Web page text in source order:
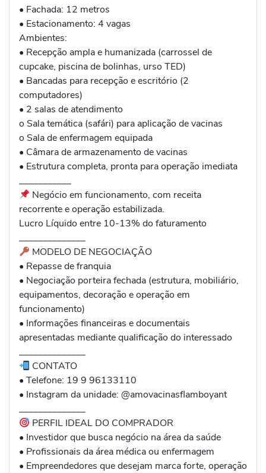
• Fachada: 12 metros
• Estacionamento: 4 vagas
Ambientes:
• Recepção ampla e humanizada (carrossel de
cupcake, piscina de bolinhas, urso TED)
• Bancadas para recepção e escritório (2
computadores)
• 2 salas de atendimento
o Sala temática (safári) para aplicação de vacinas
o Sala de enfermagem equipada
• Câmara de armazenamento de vacinas
• Estrutura completa, pronta para operação imediata
___________
Negócio em funcionamento, com receita
recorrente e operação estabilizada.
Lucro Líquido entre 10-13% do faturamento
______________
MODELO DE NEGOCIAÇÃO
• Repasse de franquia
• Negociação porteira fechada (estrutura, mobiliário,
equipamentos, decoração e operação em
funcionamento)
• Informações financeiras e documentais
apresentadas mediante qualificação do interessado
______________
CONTATO
• Telefone: 19 9 96133110
• Instagram da unidade: @amovacinasflamboyant
______________
PERFIL IDEAL DO COMPRADOR
• Investidor que busca negócio na área da saúde
• Profissionais da área médica ou enfermagem
• Empreendedores que desejam marca forte, operação